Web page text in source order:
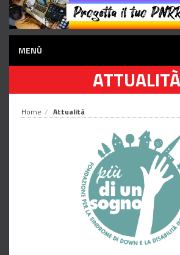
MENÙ
ATTUALITÀ
Home Attualità